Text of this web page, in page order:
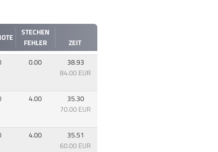
STECHEN
FEHLER
ZEIT
0.00
38.93
84.00 EUR
4.00
35.30
70.00 EUR
4.00
35.51
60.00 EUR